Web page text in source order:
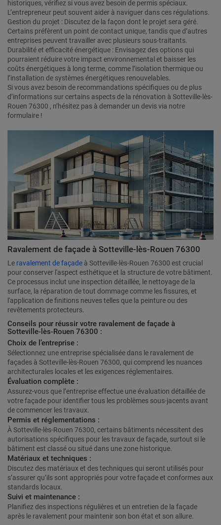
historiques, vérifiez si vous avez besoin de permis spéciaux.
L’entrepreneur peut souvent aider à naviguer dans ces régulations.
Gestion du projet : Discutez de la façon dont le projet sera géré.
Certains préfèrent un point de contact unique, tandis que d’autres
entreprises peuvent travailler avec plusieurs sous-traitants.
Durabilité et efficacité énergétique : Envisagez des options qui
pourraient réduire votre impact environnemental et baisser les
coûts énergétiques à long terme, comme l’isolation thermique ou
l’installation de systèmes énergétiques renouvelables.
Si vous avez besoin de recommandations spécifiques ou de plus
d’informations sur certains aspects de la rénovation à Sotteville-lès-
Rouen 76300 , n’hésitez pas à demander un devis via notre
formulaire !
Ravalement de façade à Sotteville-lès-Rouen 76300
Le ravalement de façade à Sotteville-lès-Rouen 76300 est crucial
pour conserver l'aspect esthétique et la structure de votre bâtiment.
Ce processus inclut une inspection détaillée, le nettoyage de la
surface, la réparation de tout dommage comme les fissures, et
l'application de finitions neuves telles que la peinture ou des
revêtements protecteurs.
Conseils pour réussir votre ravalement de façade à
Sotteville-lès-Rouen 76300 :
Choix de l’entreprise :
Sélectionnez une entreprise spécialisée dans le ravalement de
façades à Sotteville-lès-Rouen 76300, qui comprend les nuances
architecturales locales et les exigences réglementaires.
Évaluation complète :
Assurez-vous que l’entreprise effectue une évaluation détaillée de
votre façade pour identifier tous les problèmes sous-jacents avant
de commencer les travaux.
Permis et réglementations :
À Sotteville-lès-Rouen 76300, certains bâtiments nécessitent des
autorisations spécifiques pour les travaux de façade, surtout si le
bâtiment est classé ou situé dans une zone historique.
Matériaux et techniques :
Discutez des matériaux et des techniques qui seront utilisés pour
s’assurer qu’ils sont appropriés pour votre façade et conformes aux
standards locaux.
Suivi et maintenance :
Planifiez des inspections régulières et un entretien de la façade
après le ravalement pour maintenir son bon état et son allure.